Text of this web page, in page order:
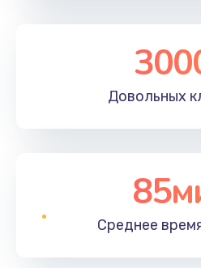
Довольных
Среднее